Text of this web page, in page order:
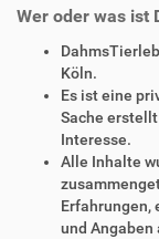
Wer oder was ist
Köln.
Es ist eine
Sache
Interesse.
Alle Inhalte
Erfahrungen,
und Angaben